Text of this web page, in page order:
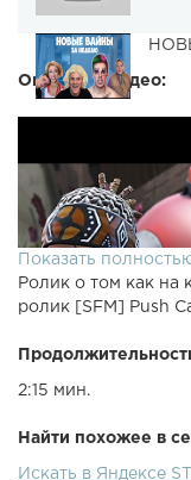
Описание видео:
Показать
Ролик о том как на
ролик [SFM] Push
2:15 мин.
Найти похожее в
Искать в Яндексе